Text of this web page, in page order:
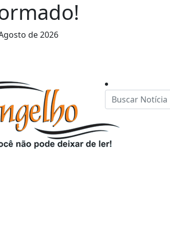
de 2026